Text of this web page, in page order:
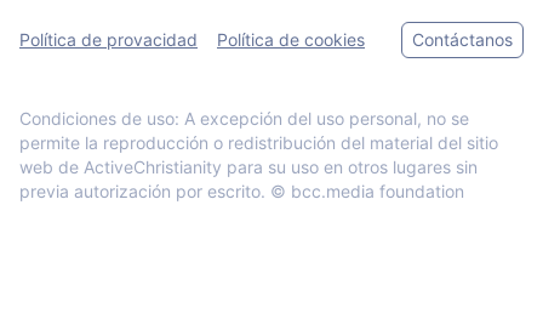
Condiciones de uso: A excepción del uso personal, no se
permite la reproducción o redistribución del material del sitio
web de ActiveChristianity para su uso en otros lugares sin
previa autorización por escrito. © bcc.media foundation
Política de provacidad Política de cookies Contáctanos